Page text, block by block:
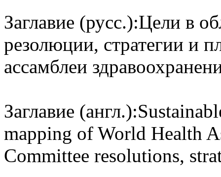
Заглавие (русс.):Цели в
резолюции, стратегии и
ассамблеи
Заглавие (англ.):
mapping of World Health
Committee resolutions,